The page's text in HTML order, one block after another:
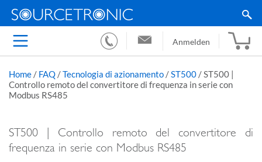
Anmelden
Home / FAQ /Tecnologia di azionamento / ST500 / ST500 |
Controllo remoto del convertitore di frequenza in serie con
Modbus RS485
ST500 | Controllo remoto del convertitore di
frequenza in serie con Modbus RS485